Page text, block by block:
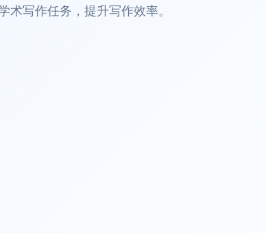
术写作任务，提升写作效率。